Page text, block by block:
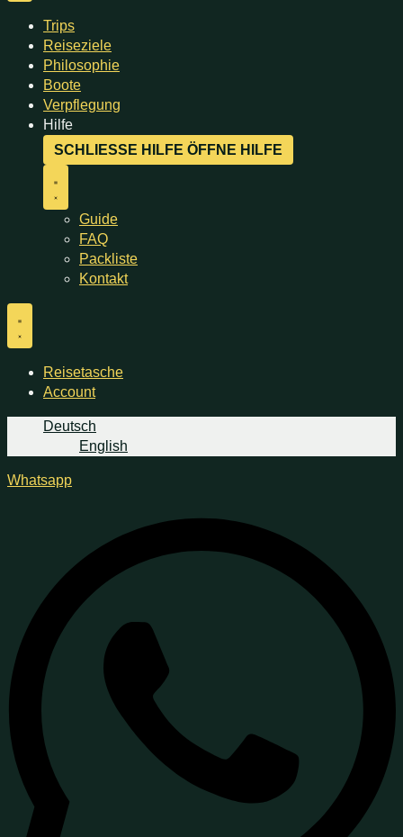
Trips
Reiseziele
Philosophie
Boote
Verpflegung
Hilfe
SCHLIESSE HILFE
ÖFFNE HILFE
Guide
FAQ
Packliste
Kontakt
Reisetasche
Account
Deutsch
English
Whatsapp